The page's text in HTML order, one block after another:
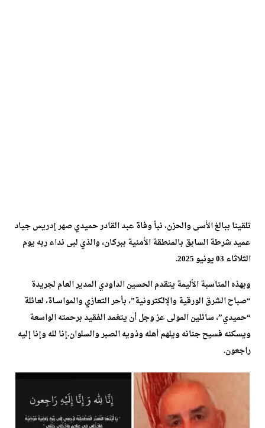
تلقينا ببالغ الأسى والحزن، نبأ وفاة عبد القادر حميدي صهر إدريس جياد
عميد شرطة السابق بالمنطقة الأمنية ببركان، والذي لبى نداء ربه يوم
الثلاثاء 03 يونيو 2025.
وبهذه المناسبة الأليمة يتقدم الحسين الداودي المدير العام لجريدة
“صباح الشرق الورقية والإلكترونية”، بأحر التعازي والمواسـاة، لعائلة
“حميدي”، سائلين المولى عز وجل أن يتغمد الفقيد برحمته الواسعة
ويسكنه فسيح جنانه ويلهم أهله وذويه الصبر والسلوان.إنا لله وإنا إليه
راجعون.